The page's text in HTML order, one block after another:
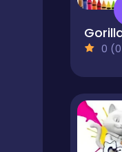
0 (0